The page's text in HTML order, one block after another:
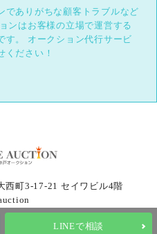
LINEで相談
でありがちな顧客トラブルなど
ンはお客様の立場で運営する
。
オークション代行サービ
ください！
西町3-17-21 セイワビル4階